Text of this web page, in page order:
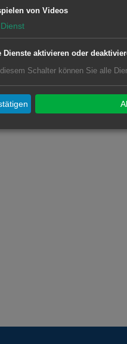
von Videos
Dienst
Dienste aktivieren oder
Schalter können Sie alle